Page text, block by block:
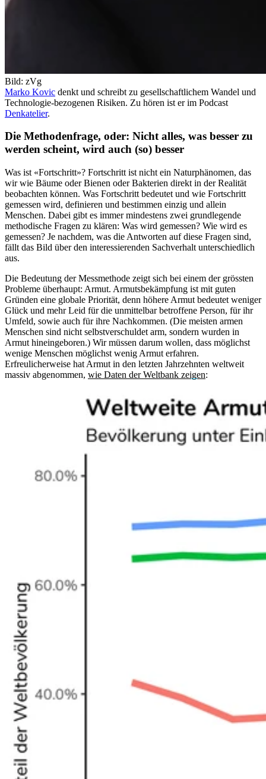
Bild: zVg
Marko Kovic denkt und schreibt zu gesellschaftlichem Wandel und
Technologie-bezogenen Risiken. Zu hören ist er im Podcast
Denkatelier.
Die Methodenfrage, oder: Nicht alles, was besser zu
werden scheint, wird auch (so) besser
Was ist «Fortschritt»? Fortschritt ist nicht ein Naturphänomen, das
wir wie Bäume oder Bienen oder Bakterien direkt in der Realität
beobachten können. Was Fortschritt bedeutet und wie Fortschritt
gemessen wird, definieren und bestimmen einzig und allein
Menschen. Dabei gibt es immer mindestens zwei grundlegende
methodische Fragen zu klären: Was wird gemessen? Wie wird es
gemessen? Je nachdem, was die Antworten auf diese Fragen sind,
fällt das Bild über den interessierenden Sachverhalt unterschiedlich
aus.
Die Bedeutung der Messmethode zeigt sich bei einem der grössten
Probleme überhaupt: Armut. Armutsbekämpfung ist mit guten
Gründen eine globale Priorität, denn höhere Armut bedeutet weniger
Glück und mehr Leid für die unmittelbar betroffene Person, für ihr
Umfeld, sowie auch für ihre Nachkommen. (Die meisten armen
Menschen sind nicht selbstverschuldet arm, sondern wurden in
Armut hineingeboren.) Wir müssen darum wollen, dass möglichst
wenige Menschen möglichst wenig Armut erfahren.
Erfreulicherweise hat Armut in den letzten Jahrzehnten weltweit
massiv abgenommen, wie Daten der Weltbank zeigen: